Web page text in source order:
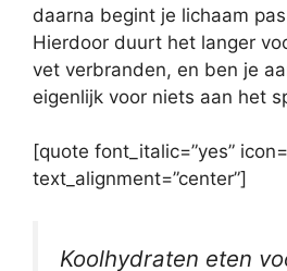
daarna begint je lichaam
Hierdoor duurt het langer
vet verbranden, en ben je
eigenlijk voor niets aan het
[quote font_italic=”yes”
text_alignment=”center”]
Koolhydraten eten